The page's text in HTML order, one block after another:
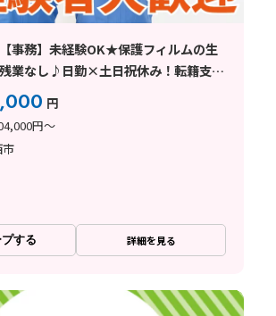
【事務】未経験OK★保護フィルムの生
業なし♪日勤×土日祝休み！転籍支援
円
円～
する 詳細を見る